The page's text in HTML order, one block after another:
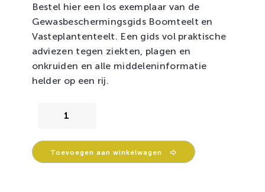
Bestel hier een los exemplaar van de
Gewasbeschermingsgids Boomteelt en
Vasteplantenteelt. Een gids vol praktische
adviezen tegen ziekten, plagen en
onkruiden en alle middeleninformatie
helder op een rij.
Boomteelt
Toevoegen aan winkelwagen